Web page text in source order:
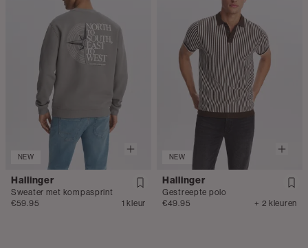
NEW
Hallinger
Sweater met kompasprint
€59.95
1 kleur
NEW
Hallinger
Gestreepte polo
€49.95
+ 2 kleuren